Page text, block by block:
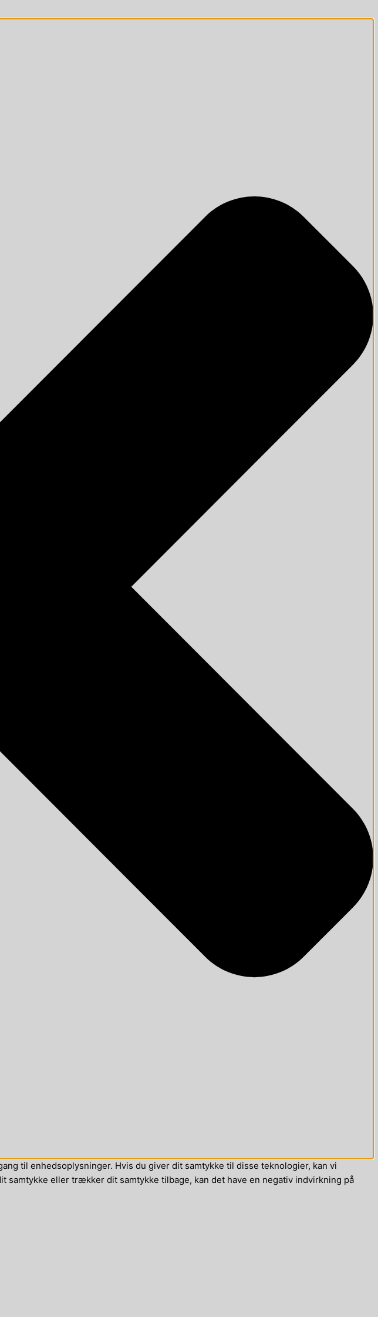
til enhedsoplysninger. Hvis du giver dit samtykke til disse teknologier, kan vi
eller trækker dit samtykke tilbage, kan det have en negativ indvirkning på